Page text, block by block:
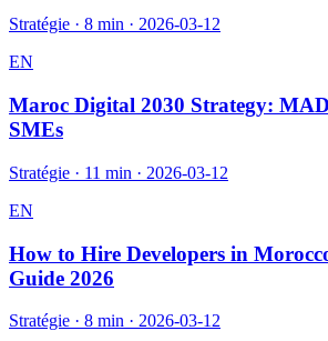
Stratégie · 8 min · 2026-03-12
EN
Maroc Digital 2030 Strategy:
SMEs
Stratégie · 11 min · 2026-03-12
EN
How to Hire Developers in
Guide 2026
Stratégie · 8 min · 2026-03-12